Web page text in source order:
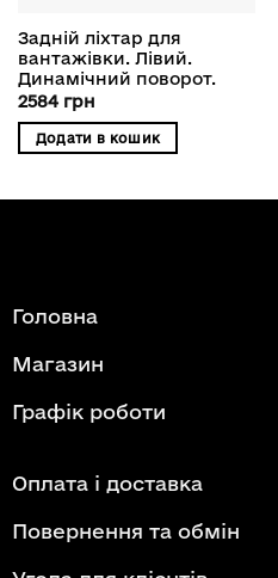
Задній ліхтар для
вантажівки. Лівий.
Динамічний поворот.
2584 грн
Додати в кошик
Головна
Магазин
Графік роботи
Оплата і доставка
Повернення та обмін